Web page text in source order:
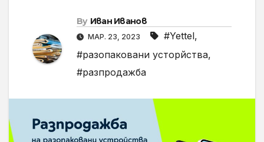
By Иван Иванов
МАР. 23, 2023 #Yettel,
#разопаковани усторйства,
#разпродажба